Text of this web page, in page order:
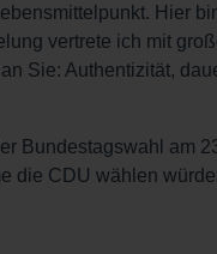
Hier
vertrete ich mit
Sie: Authentizität,
Bundestagswahl am
die CDU wählen